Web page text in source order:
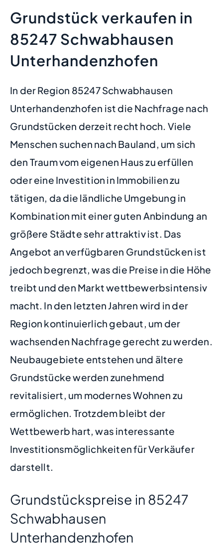
Grundstück verkaufen in
85247 Schwabhausen
Unterhandenzhofen
In der Region 85247 Schwabhausen
Unterhandenzhofen ist die Nachfrage nach
Grundstücken derzeit recht hoch. Viele
Menschen suchen nach Bauland, um sich
den Traum vom eigenen Haus zu erfüllen
oder eine Investition in Immobilien zu
tätigen, da die ländliche Umgebung in
Kombination mit einer guten Anbindung an
größere Städte sehr attraktiv ist. Das
Angebot an verfügbaren Grundstücken ist
jedoch begrenzt, was die Preise in die Höhe
treibt und den Markt wettbewerbsintensiv
macht. In den letzten Jahren wird in der
Region kontinuierlich gebaut, um der
wachsenden Nachfrage gerecht zu werden.
Neubaugebiete entstehen und ältere
Grundstücke werden zunehmend
revitalisiert, um modernes Wohnen zu
ermöglichen. Trotzdem bleibt der
Wettbewerb hart, was interessante
Investitionsmöglichkeiten für Verkäufer
darstellt.
Grundstückspreise in 85247
Schwabhausen
Unterhandenzhofen